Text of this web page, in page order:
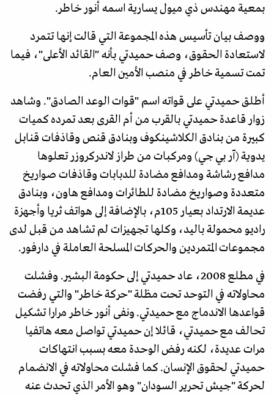
بمعية مهندس ذي ميول يسارية اسمه أنور خاطر.
ووصف بيان تأسيس هذه المجموعة التي قالت إنها تتمرد
لاستعادة الحقوق، وصف حميدتي بأنه "القائد الأعلى"، فيما
تمت تسمية خاطر في منصب الأمين العام.
أطلق حميدتي على قواته اسم "قوات الوعد الصادق". وشاهد
زوار قاعدة حميدتي بالقرب من أم القرى بعد تمرده كميات
كبيرة من بنادق الكلاشينكوف وبنادق قنص وقاذفات قنابل
يدوية (آر بي جي) ومركبات من طراز لاندركروزر تعلوها
مدافع رشاشة ومدافع مضادة للدبابات وقاذفات صواريخ
متعددة وصواريخ مضادة للطائرات ومدافع هاون، وبنادق
عديمة الارتداد بعيار 105م، بالإضافة إلى هواتف ثريا وأجهزة
راديو محمولة باليد، وكلها تجهيزات لم تشاهد من قبل لدى
مجموعات المتمردين والحركات المسلحة العاملة في دارفور.
في مطلع 2008، عاد حميدتي إلى حكومة البشير. وفشلت
محاولاته في التوحد تحت مظلة "حركة خاطر" والتي رفضت
قواعدها الاندماج مع حميدتي. ونفى أنور خاطر مرارا تشكيل
تحالف مع حميدتي، قائلا إن حميدتي تواصل معه هاتفيا
مرات عديدة، لكنه رفض الوحدة معه بسبب انتهاكات
حميدتي لحقوق الإنسان. كما فشلت محاولاته في الانضمام
لحركة "جيش تحرير السودان" وهو الأمر الذي تحدث عنه